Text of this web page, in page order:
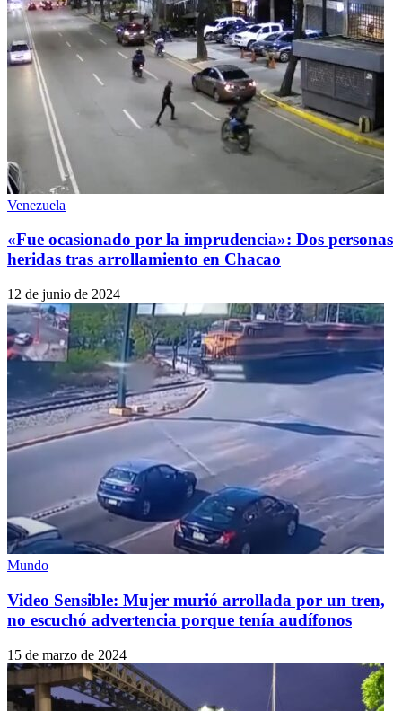
Venezuela
«Fue ocasionado por la imprudencia»: Dos personas
heridas tras arrollamiento en Chacao
12 de junio de 2024
Mundo
Video Sensible: Mujer murió arrollada por un tren,
no escuchó advertencia porque tenía audífonos
15 de marzo de 2024